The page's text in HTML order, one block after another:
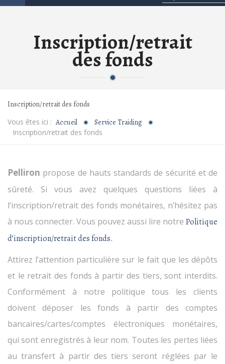
Inscription/retrait
des fonds
Inscription/retrait des fonds
Vous êtes ici : Accueil
Service Traiding
Inscription/retrait des fonds
Pelliron propose de hauts standards de sécurité et de
sûreté. Si vous avez quelques questions liées à
l’inscription/retrait des fonds monétaires, n’hésitez pas
à nous connecter. Vous pouvez aussi lire notre Politique
d’inscription/retrait des fonds.
Attirez l’attention particulière sur le fait que les dépôts
et le retrait des fonds à partir des tiers, sont interdits.
Conformément à notre politique tous les clients
doivent déposer les fonds à partir des comptes
bancaires/cartes/comptes électroniques monétaires,
qui sont enregistrés à leur nom. Toutes les pertes liées
au transfert à partir des tiers seront réglées par le